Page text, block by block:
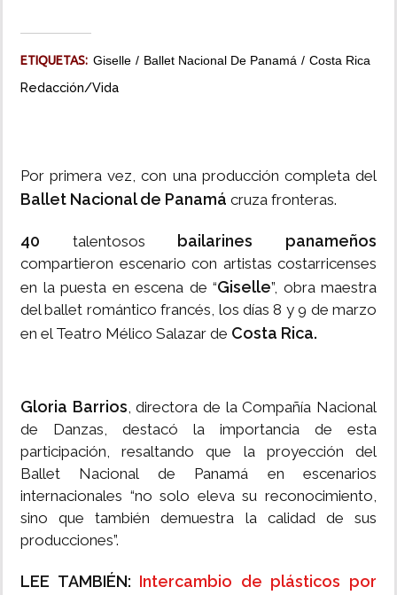
ETIQUETAS: Giselle Ballet Nacional De Panamá Costa Rica
Redacción/Vida
Por primera vez, con una producción completa del
Ballet Nacional de Panamá cruza fronteras.
40 talentosos bailarines panameños
compartieron escenario con artistas costarricenses
en la puesta en escena de “Giselle”, obra maestra
del ballet romántico francés, los días 8 y 9 de marzo
en el Teatro Mélico Salazar de Costa Rica.
Gloria Barrios, directora de la Compañía Nacional
de Danzas, destacó la importancia de esta
participación, resaltando que la proyección del
Ballet Nacional de Panamá en escenarios
internacionales “no solo eleva su reconocimiento,
sino que también demuestra la calidad de sus
producciones”.
LEE TAMBIÉN: Intercambio de plásticos por